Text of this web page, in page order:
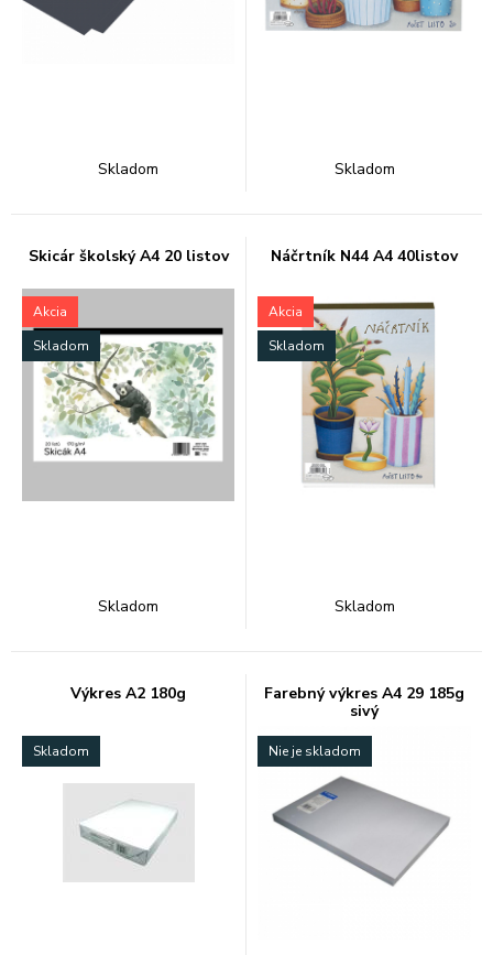
Skladom Skladom
Skicár školský A4 20 listov
Akcia
Skladom
Skladom
Náčrtník N44 A4 40listov
Akcia
Skladom
Skladom
Výkres A2 180g
Skladom
Farebný výkres A4 29 185g
sivý
Nie je skladom